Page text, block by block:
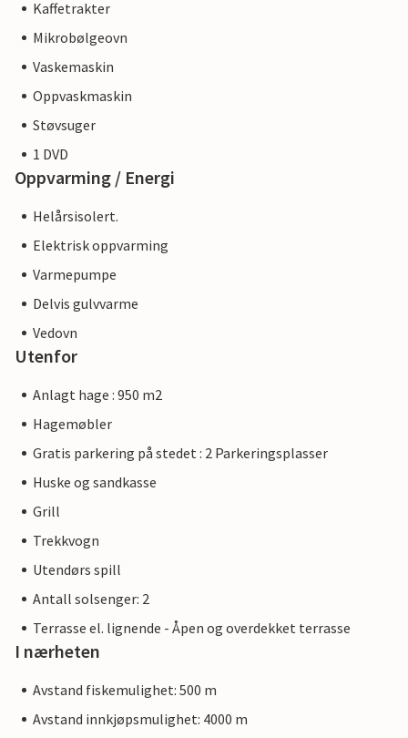
Kaffetrakter
Mikrobølgeovn
Vaskemaskin
Oppvaskmaskin
Støvsuger
1 DVD
Oppvarming / Energi
Helårsisolert.
Elektrisk oppvarming
Varmepumpe
Delvis gulvvarme
Vedovn
Utenfor
Anlagt hage : 950 m2
Hagemøbler
Gratis parkering på stedet : 2 Parkeringsplasser
Huske og sandkasse
Grill
Trekkvogn
Utendørs spill
Antall solsenger: 2
Terrasse el. lignende - Åpen og overdekket terrasse
I nærheten
Avstand fiskemulighet: 500 m
Avstand innkjøpsmulighet: 4000 m